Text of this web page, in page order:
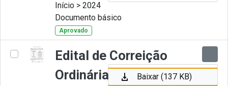
Início > 2024
Documento básico
Aprovado
Edital de Correição
Ordinária nº 007-2024
Baixar (137 KB)